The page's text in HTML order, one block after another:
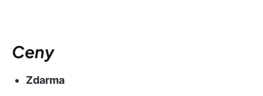
Ceny
Zdarma